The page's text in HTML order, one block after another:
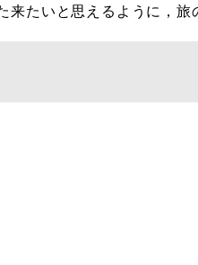
たいと思えるように，旅